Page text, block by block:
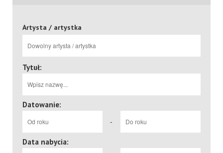
Artysta / artystka
Tytuł:
Datowanie:
-
Data nabycia: